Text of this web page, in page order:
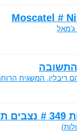
Moscatel #
ג'מאל
ריבלין, המשגיח